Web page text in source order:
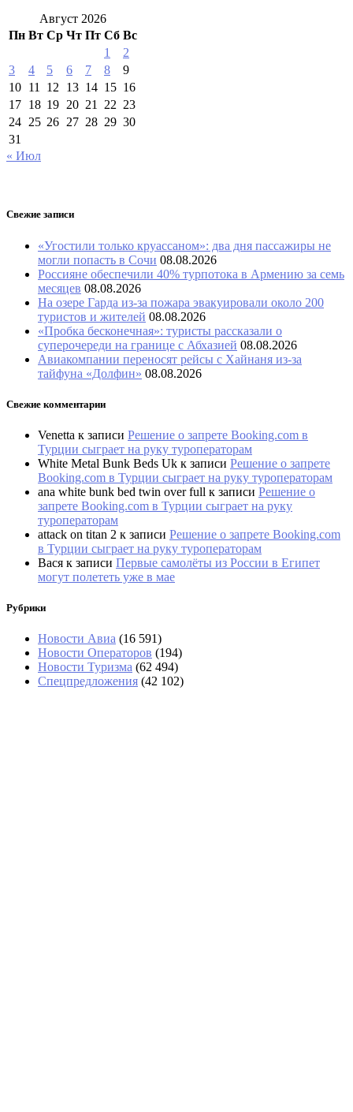
Август 2026
Пн Вт Ср Чт Пт Сб Вс
1
2
3
4 5 6 7 8
9
10 11 12 13 14 15 16
17 18 19 20 21 22 23
24 25 26 27 28 29 30
31
« Июл
Свежие записи
«Угостили только круассаном»: два дня пассажиры не
могли попасть в Сочи 08.08.2026
Россияне обеспечили 40% турпотока в Армению за семь
месяцев 08.08.2026
На озере Гарда из-за пожара эвакуировали около 200
туристов и жителей 08.08.2026
«Пробка бесконечная»: туристы рассказали о
суперочереди на границе с Абхазией 08.08.2026
Авиакомпании переносят рейсы с Хайнаня из-за
тайфуна «Долфин» 08.08.2026
Свежие комментарии
Venetta к записи Решение о запрете Booking.com в
Турции сыграет на руку туроператорам
White Metal Bunk Beds Uk к записи Решение о запрете
Booking.com в Турции сыграет на руку туроператорам
ana white bunk bed twin over full к записи Решение о
запрете Booking.com в Турции сыграет на руку
туроператорам
attack on titan 2 к записи Решение о запрете Booking.com
в Турции сыграет на руку туроператорам
Вася к записи Первые самолёты из России в Египет
могут полететь уже в мае
Рубрики
Новости Авиа (16 591)
Новости Операторов (194)
Новости Туризма (62 494)
Спецпредложения (42 102)